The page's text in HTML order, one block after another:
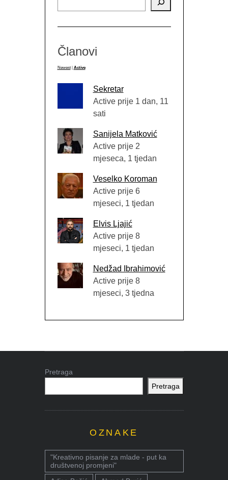
Članovi
Newest Active
Sekretar
Active prije 1 dan, 11
sati
Sanijela Matković
Active prije 2
mjeseca, 1 tjedan
Veselko Koroman
Active prije 6
mjeseci, 1 tjedan
Elvis Ljajić
Active prije 8
mjeseci, 1 tjedan
Nedžad Ibrahimović
Active prije 8
mjeseci, 3 tjedna
Pretraga
Pretraga
OZNAKE
"Kreativno pisanje za mlade - put ka
društvenoj promjeni"